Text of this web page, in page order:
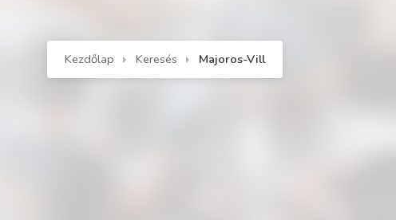
Kezdőlap Keresés Majoros-Vill